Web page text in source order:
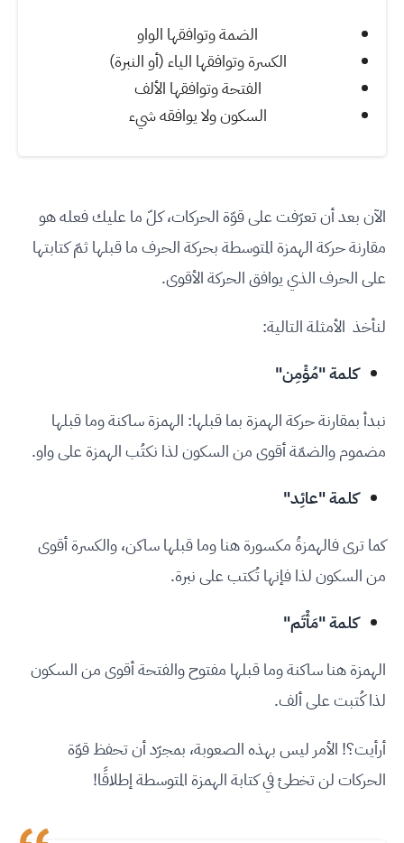
الضمة وتوافقها الواو
الكسرة وتوافقها الياء (أو النبرة)
الفتحة وتوافقها الألف
السكون ولا يوافقه شيء
الآن بعد أن تعرّفت على قوّة الحركات، كلّ ما عليك فعله هو
مقارنة حركة الهمزة المتوسطة بحركة الحرف ما قبلها ثمّ كتابتها
على الحرف الذي يوافق الحركة الأقوى.
لنأخذ الأمثلة التالية:
كلمة "مُؤْمِن"
نبدأ بمقارنة حركة الهمزة بما قبلها: الهمزة ساكنة وما قبلها
مضموم والضمّة أقوى من السكون لذا نكتُب الهمزة على واو.
كلمة "عائِد"
كما ترى فالهمزةُ مكسورة هنا وما قبلها ساكن، والكسرة أقوى
من السكون لذا فإنها تُكتب على نبرة.
كلمة "مَأْتَم"
الهمزة هنا ساكنة وما قبلها مفتوح والفتحة أقوى من السكون
لذا كُتبت على ألف.
أرأيت؟! الأمر ليس بهذه الصعوبة، بمجرّد أن تحفظ قوّة
الحركات لن تخطئ في كتابة الهمزة المتوسطة إطلاقًا!